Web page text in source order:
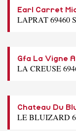
Earl Carret
LAPRAT 69460
Gfa La Vigne A
LA CREUSE
Chateau Du
LE BLUIZARD